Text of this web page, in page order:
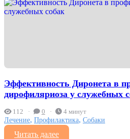
Эффективность Диронета в
дирофиляриоза у служебных
112 0 4 минут
Лечение, Профилактика, Собаки
Читать далее